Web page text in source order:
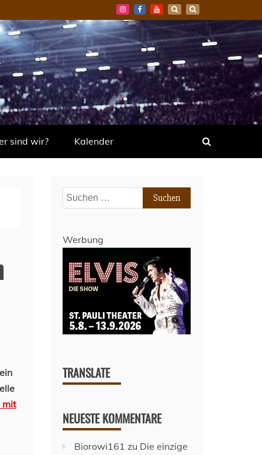
sind wir? Kalender
mit
Suchen
nach:
Werbung
TRANSLATE
NEUESTE KOMMENTARE
Biorowi161 zu Die einzige